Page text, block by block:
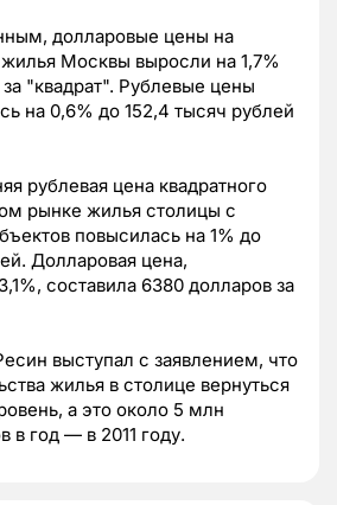
долларовые цены на
Москвы выросли на 1,7%
"квадрат". Рублевые цены
на 0,6% до 152,4 тысяч рублей
рублевая цена квадратного
рынке жилья столицы с
повысилась на 1% до
Долларовая цена,
составила 6380 долларов за
выступал с заявлением, что
жилья в столице вернуться
а это около 5 млн
в год — в 2011 году.